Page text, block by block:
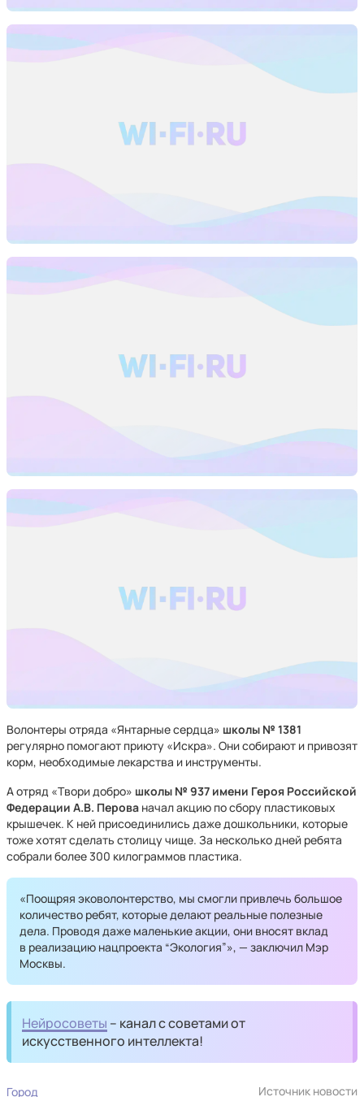
Волонтеры отряда «Янтарные сердца» школы № 1381
регулярно помогают приюту «Искра». Они собирают и привозят
корм, необходимые лекарства и инструменты.
А отряд «Твори добро» школы № 937 имени Героя Российской
Федерации А.В. Перова начал акцию по сбору пластиковых
крышечек. К ней присоединились даже дошкольники, которые
тоже хотят сделать столицу чище. За несколько дней ребята
собрали более 300 килограммов пластика.
«Поощряя эковолонтерство, мы смогли привлечь большое
количество ребят, которые делают реальные полезные
дела. Проводя даже маленькие акции, они вносят вклад
в реализацию нацпроекта “Экология”», — заключил Мэр
Москвы.
Нейросоветы – канал с советами от
искусственного интеллекта!
Город Источник новости